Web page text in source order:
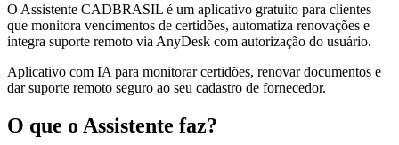
O Assistente CADBRASIL é um aplicativo gratuito para clientes
que monitora vencimentos de certidões, automatiza renovações e
integra suporte remoto via AnyDesk com autorização do usuário.
Aplicativo com IA para monitorar certidões, renovar documentos e
dar suporte remoto seguro ao seu cadastro de fornecedor.
O que o Assistente faz?